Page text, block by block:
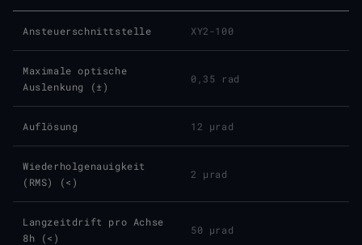
Ansteuer­schnittstelle XY2-100
Maximale optische
Auslenkung (±)
0,35 rad
Auflösung 12 µrad
Wiederholgenauigkeit
(RMS) (<)
2 µrad
Langzeitdrift pro Achse
8h (<)
50 µrad